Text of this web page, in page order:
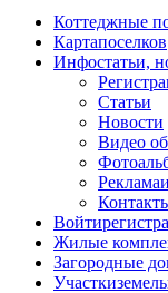
Коттеджные
Картапоселков
Инфостатьи,
Статьи
Новости
Видео
Реклама
Войти
Жилые
Загородные
Участки